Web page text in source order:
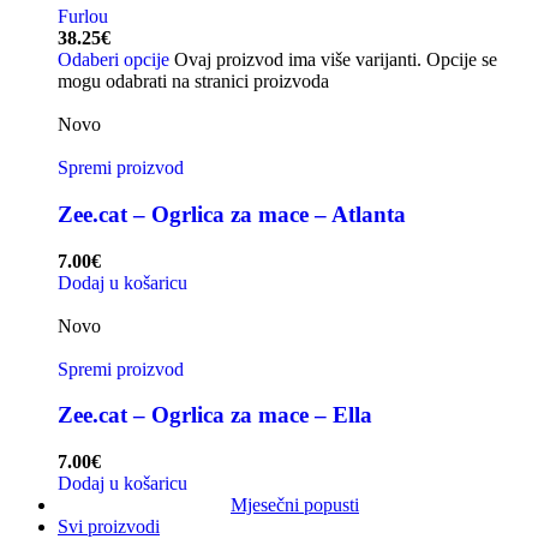
Furlou
38.25€
Odaberi opcije Ovaj proizvod ima više varijanti. Opcije se
mogu odabrati na stranici proizvoda
Novo
Spremi proizvod
Zee.cat – Ogrlica za mace – Atlanta
7.00€
Dodaj u košaricu
Novo
Spremi proizvod
Zee.cat – Ogrlica za mace – Ella
7.00€
Dodaj u košaricu
Mjesečni popusti
Svi proizvodi